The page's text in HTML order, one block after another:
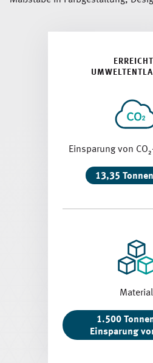
Einsparung von
13,35
Material
1.500
Einsparung